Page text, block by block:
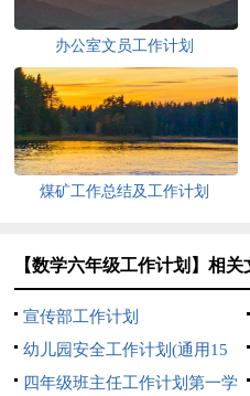
办公室文员工作计划
煤矿工作总结及工作计划
【数学六年级工作计划】相关
宣传部工作计划
幼儿园安全工作计划(通用15
篇)四年级班主任工作计划第一学